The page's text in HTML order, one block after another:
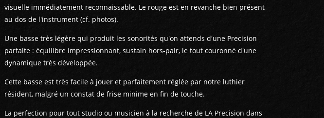
visuelle immédiatement reconnaissable. Le rouge est en revanche bien présent
au dos de l'instrument (cf. photos).
Une basse très légère qui produit les sonorités qu'on attends d'une Precision
parfaite : équilibre impressionnant, sustain hors-pair, le tout couronné d'une
dynamique très développée.
Cette basse est très facile à jouer et parfaitement réglée par notre luthier
résident, malgré un constat de frise minime en fin de touche.
La perfection pour tout studio ou musicien à la recherche de LA Precision dans